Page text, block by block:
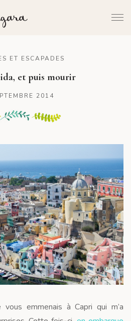
ET ESCAPADES
et puis mourir
2014
emmenais à Capri qui m’a